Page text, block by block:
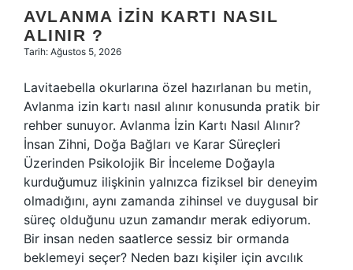
AVLANMA IZIN KARTI NASIL
ALINIR ?
Tarih: Ağustos 5, 2026
Lavitaebella okurlarına özel hazırlanan bu metin,
Avlanma izin kartı nasıl alınır konusunda pratik bir
rehber sunuyor. Avlanma İzin Kartı Nasıl Alınır?
İnsan Zihni, Doğa Bağları ve Karar Süreçleri
Üzerinden Psikolojik Bir İnceleme Doğayla
kurduğumuz ilişkinin yalnızca fiziksel bir deneyim
olmadığını, aynı zamanda zihinsel ve duygusal bir
süreç olduğunu uzun zamandır merak ediyorum.
Bir insan neden saatlerce sessiz bir ormanda
beklemeyi seçer? Neden bazı kişiler için avcılık